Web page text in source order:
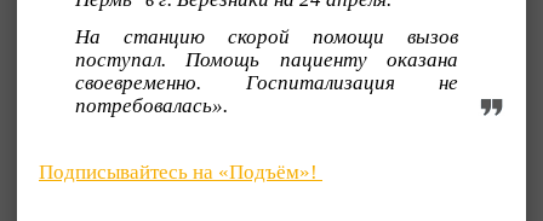
На станцию скорой помощи вызов
поступал. Помощь пациенту оказана
своевременно. Госпитализация не
потребовалась».
Подписывайтесь на «Подъём»!